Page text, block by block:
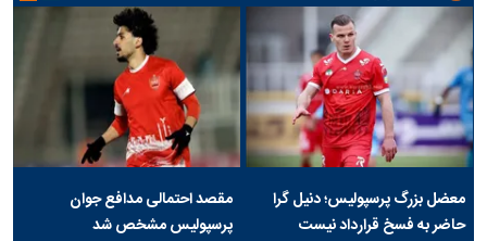
معضل بزرگ پرسپولیس؛ دنیل گرا
حاضر به فسخ قرارداد نیست
مقصد احتمالی مدافع جوان
پرسپولیس مشخص شد